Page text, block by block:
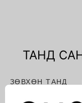
ТАНД
ЗӨВХӨН ТАНД